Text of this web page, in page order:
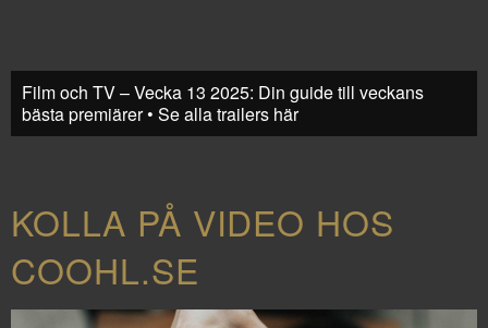
Film och TV – Vecka 13 2025: Din guide till veckans
bästa premiärer • Se alla trailers här
KOLLA PÅ VIDEO HOS
COOHL.SE